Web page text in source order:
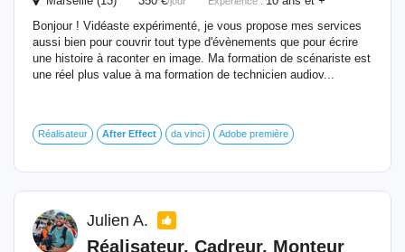
Bonjour ! Vidéaste expérimenté, je vous propose mes services
aussi bien pour couvrir tout type d'évènements que pour écrire
une histoire à raconter en image. Ma formation de scénariste est
une réel plus value à ma formation de technicien audiov...
Réalisateur After Effect da vinci Adobe première
Julien A.
Réalisateur, Cadreur, Monteur